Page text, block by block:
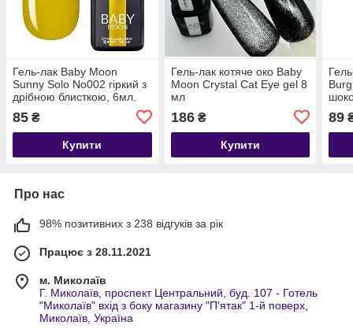
Гель-лак Baby Moon
Sunny Solo No002 гіркий з
дрібною блисткою, 6мл.
85 ₴
Купити
Гель-лак котяче око Baby
Moon Crystal Cat Eye gel 8
мл
186₴
Купити
89
Про нас
98% позитивних з 238 відгуків за рік
Працює з 28.11.2021
м. Миколаїв
Г. Миколаїв, проспект Центральний, буд. 107 - Готель
"Миколаїв" вхід з боку магазину "П'ятак" 1-й поверх,
Миколаїв, Україна